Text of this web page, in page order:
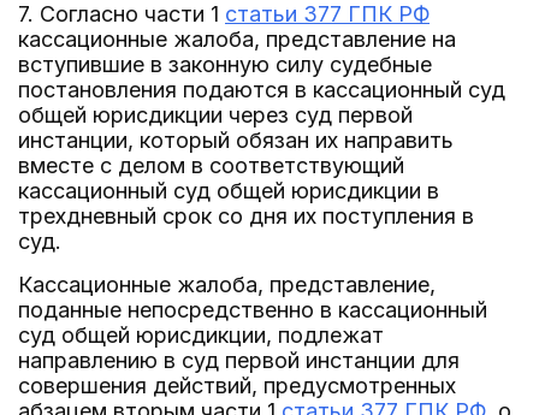
7. Согласно части 1 статьи 377 ГПК РФ
кассационные жалоба, представление на
вступившие в законную силу судебные
постановления подаются в кассационный суд
общей юрисдикции через суд первой
инстанции, который обязан их направить
вместе с делом в соответствующий
кассационный суд общей юрисдикции в
трехдневный срок со дня их поступления в
суд.
Кассационные жалоба, представление,
поданные непосредственно в кассационный
суд общей юрисдикции, подлежат
направлению в суд первой инстанции для
совершения действий, предусмотренных